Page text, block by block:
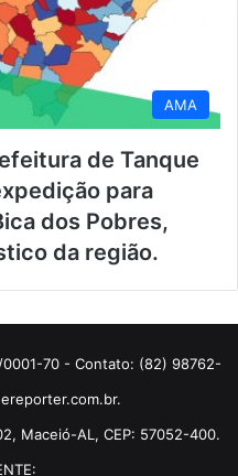
AMA
de Tanque
para
dos Pobres,
da região.
70 - Contato: (82) 98762-
Maceió-AL, CEP: 57052-400.